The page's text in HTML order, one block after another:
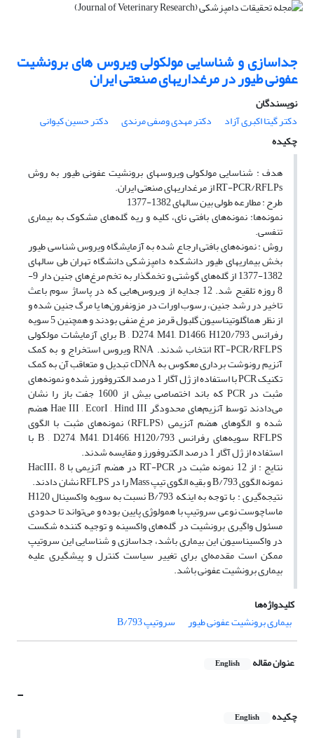
جداسازی و شناسایی مولکولی ویروس های برونشیت
عفونی طیور در مرغداریهای صنعتی ایران
نویسندگان
دکتر گیتا اکبری آزاد
دکتر مهدی وصفی مرندی
دکتر حسین کیوانی
چکیده
هدف : شناسایی مولکولی ویروسهای برونشیت عفونی طیور به روش
RT-PCR/RFLPs از مرغداریهای صنعتی ایران.
طرح : مطارعه طولی بین سالهای 1382-1377
نمونه‌ها: نمونه‌های بافتی نای، کلیه و ریه گله‌های مشکوک به بیماری
تنفسی.
روش : نمونه‌های بافتی ارجاع شده به آزمایشگاه ویروس شناسی طیور
بخش بیماریهای طیور دانشکده دامپزشکی دانشگاه تهران طی سالهای
1382-1377 از گله‌های گوشتی و تخمگذار به تخم مرغ‌های جنین دار 9-
8 روزه تلقیح شد. 12 جدایه از ویروس‌هایی که در پاساژ سوم باعث
تاخیر در رشد جنین، رسوب اورات در مزونفرون‌ها یا مرگ جنین شده و
از نظر هماگلوتیناسیون گلبول قرمز مرغ منفی بودند و همچنین 5 سویه
رفرانس 793/B , D274, M41, D1466, H120 برای آزمایشات مولکولی
RT-PCR/RFLPS انتخاب شدند. RNA ویروس استخراج و به کمک
آنزیم رونوشت برداری معکوس به cDNA تبدیل و متعاقب آن به کمک
تکنیک PCR با استفاده از ژل آگار 1 درصد الکتروفورز شده و نمونه‌های
مثبت در PCR که باند اختصاصی بیش از 1600 جفت باز را نشان
می‌دادند توسط آنزیم‌های محدودگر Hae III , EcorI , Hind III هضم
شده و الگوهای هضم آنزیمی (RFLPS) نمونه‌های مثبت با الگوی
RFLPS سویه‌های رفرانس 793/B , D274, M41, D1466, H120 با
استفاده از ژل آگار 1 درصد الکتروفورز و مقایسه شدند.
نتایج : از 12 نمونه مثبت در RT-PCR در هضم آنزیمی با HacIII، 8
نمونه الگوی 793/B و بقیه الگوی تیپ Mass را در RFLPS نشان دادند.
نتیجه‌گیری : با توجه به اینکه 793/B نسبت به سویه واکسینال H120
ماساچوست نوعی سروتیپ با همولوژی پایین بوده و می‌تواند تا حدودی
مسئول واگیری برونشیت در گله‌های واکسینه و توجیه کننده شکست
در واکسیناسیون این بیماری باشد، جداسازی و شناسایی این سروتیپ
ممکن است مقدمه‌ای برای تغییر سیاست کنترل و پیشگیری علیه
بیماری برونشیت عفونی باشد.
کلیدواژه‌ها
بیماری برونشیت عفونی طیور
سروتیپ 793/B
عنوان مقاله English
-
چکیده English